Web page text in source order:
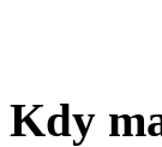
Kdy